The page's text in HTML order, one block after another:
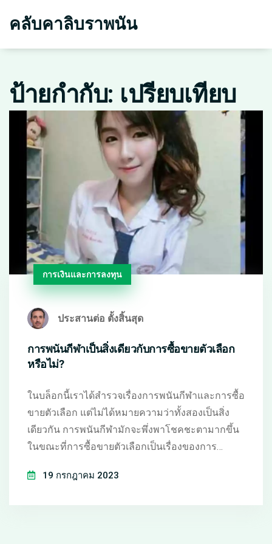
คลับคาลิบราพนัน
ป้ายกำกับ: เปรียบเทียบ
การเงินและการลงทุน
ประสานต่อ ตั้งสิ้นสุด
การพนันกีฬาเป็นสิ่งเดียวกับการซื้อขายตัวเลือก
หรือไม่?
ในบล็อกนี้เราได้สำรวจเรื่องการพนันกีฬาและการซื้อ
ขายตัวเลือก แต่ไม่ได้หมายความว่าทั้งสองเป็นสิ่ง
เดียวกัน การพนันกีฬามักจะพึ่งพาโชคชะตามากขึ้น
ในขณะที่การซื้อขายตัวเลือกเป็นเรื่องของการ
จะสำเร็จในการซื้อขายตัวเลือก เราจำเป็นต้องมี
19 กรกฎาคม 2023